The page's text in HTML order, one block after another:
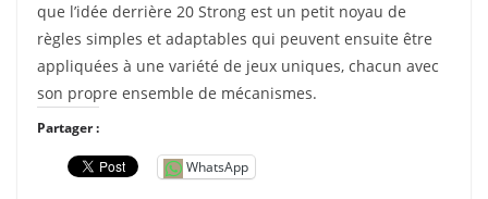
que l’idée derrière 20 Strong est un petit noyau de
règles simples et adaptables qui peuvent ensuite être
appliquées à une variété de jeux uniques, chacun avec
son propre ensemble de mécanismes.
Partager :
WhatsApp